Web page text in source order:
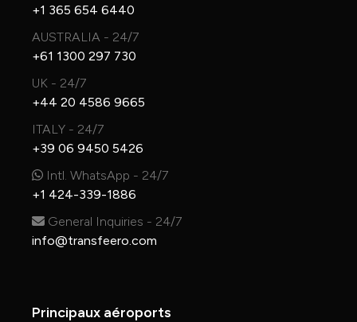
+1 365 654 6440
AUSTRALIA - 24/7
+61 1300 297 730
UK - 24/7
+44 20 4586 9665
ITALY - 24/7
+39 06 9450 5426
Intl. WhatsApp - 24/7
+1 424-339-1886
General Inquiries - 24/7
info@transfeero.com
Principaux aéroports